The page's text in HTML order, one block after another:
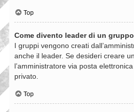
Top
Come divento leader di un
I gruppi vengono creati
anche il leader. Se desideri creare
l’amministratore via posta
privato.
Top